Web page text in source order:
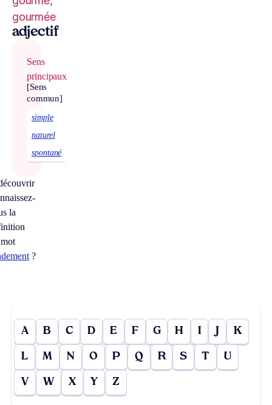
gourmée
adjectif
Sens
principaux
[Sens
commun]
simple
naturel
spontané
la
?
A B C D E F G H I J K
L M N O P Q R S T U
V W X Y Z